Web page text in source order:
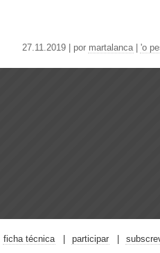
27.11.2019 | por martalanca| 'o
ficha técnica participar